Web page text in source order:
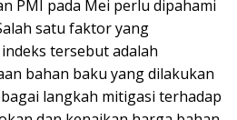
PMI pada Mei perlu dipahami
satu faktor yang
tersebut adalah
bahan baku yang dilakukan
langkah mitigasi terhadap